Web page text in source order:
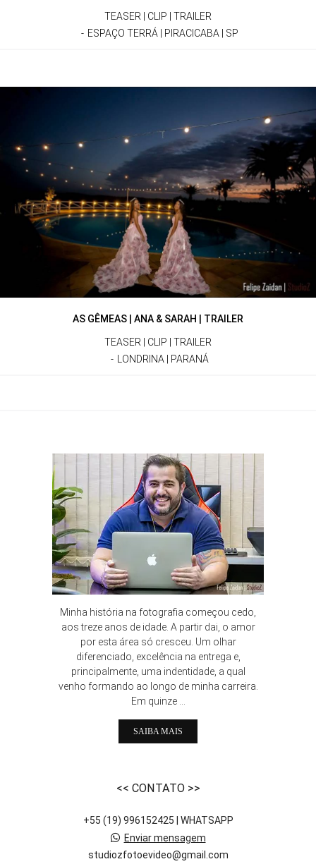
TEASER | CLIP | TRAILER
ESPAÇO TERRÁ | PIRACICABA | SP
AS GÊMEAS | ANA & SARAH | TRAILER
TEASER | CLIP | TRAILER
LONDRINA | PARANÁ
Minha história na fotografia começou cedo,
aos treze anos de idade. A partir dai, o amor
por esta área só cresceu. Um olhar
diferenciado, excelência na entrega e,
principalmente, uma indentidade, a qual
venho formando ao longo de minha carreira.
Em quinze ...
SAIBA MAIS
<< CONTATO >>
+55 (19) 996152425 | WHATSAPP
Enviar mensagem
studiozfotoevideo@gmail.com